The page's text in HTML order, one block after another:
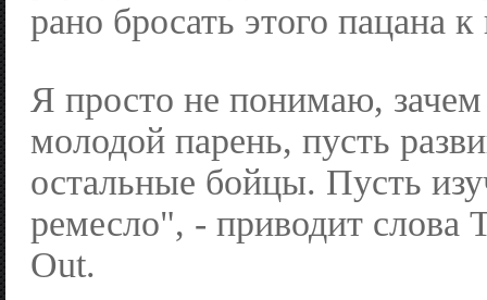
рано бросать этого пацана
Я просто не понимаю,
молодой парень, пусть
остальные бойцы. Пусть
ремесло", - приводит слова
Out.